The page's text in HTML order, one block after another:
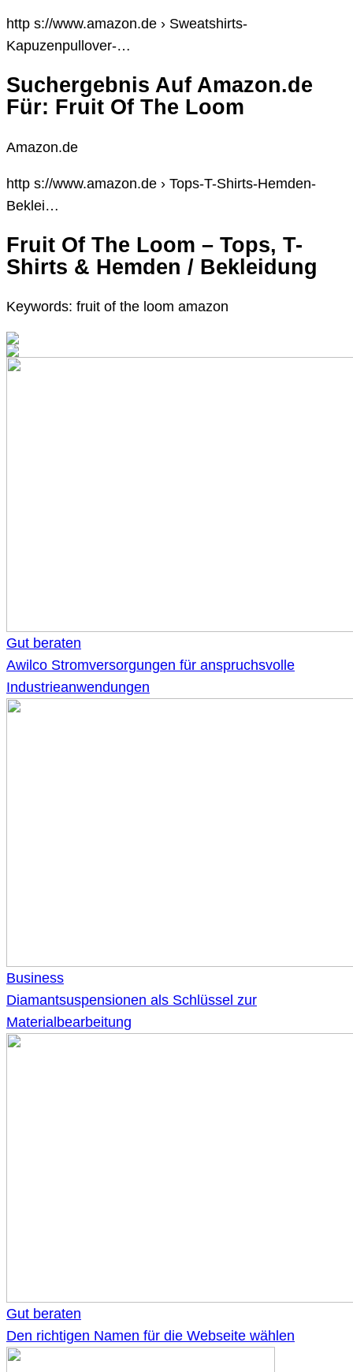
http s://www.amazon.de › Sweatshirts-
Kapuzenpullover-…
Suchergebnis Auf Amazon.de
Für: Fruit Of The Loom
Amazon.de
http s://www.amazon.de › Tops-T-Shirts-Hemden-
Beklei…
Fruit Of The Loom – Tops, T-
Shirts & Hemden / Bekleidung
Keywords: fruit of the loom amazon
Gut beraten
Awilco Stromversorgungen für anspruchsvolle
Industrieanwendungen
Business
Diamantsuspensionen als Schlüssel zur
Materialbearbeitung
Gut beraten
Den richtigen Namen für die Webseite wählen